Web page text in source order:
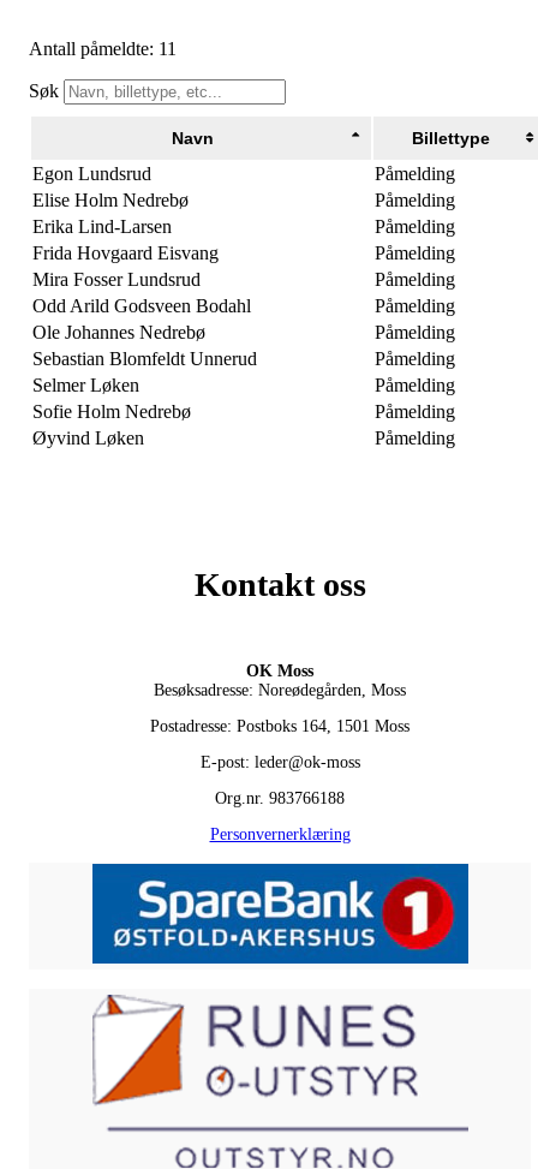
Antall påmeldte: 11
Søk
Navn Billettype
Egon Lundsrud
Påmelding
Elise Holm Nedrebø
Påmelding
Erika Lind-Larsen
Påmelding
Frida Hovgaard Eisvang
Påmelding
Mira Fosser Lundsrud
Påmelding
Odd Arild Godsveen Bodahl
Påmelding
Ole Johannes Nedrebø
Påmelding
Sebastian Blomfeldt Unnerud
Påmelding
Selmer Løken
Påmelding
Sofie Holm Nedrebø
Påmelding
Øyvind Løken
Påmelding
Kontakt oss
OK Moss
Besøksadresse: Noreødegården, Moss
Postadresse: Postboks 164, 1501 Moss
E-post: leder@ok-moss
Org.nr. 983766188
Personvernerklæring